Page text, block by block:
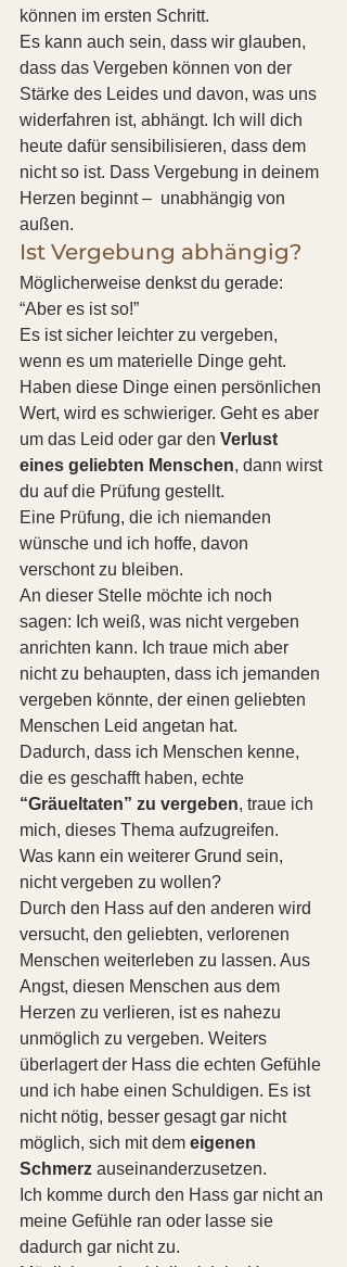
können im ersten Schritt.
Es kann auch sein, dass wir glauben,
dass das Vergeben können von der
Stärke des Leides und davon, was uns
widerfahren ist, abhängt. Ich will dich
heute dafür sensibilisieren, dass dem
nicht so ist. Dass Vergebung in deinem
Herzen beginnt –  unabhängig von
außen.
Ist Vergebung abhängig?
Möglicherweise denkst du gerade:
“Aber es ist so!”
Es ist sicher leichter zu vergeben,
wenn es um materielle Dinge geht.
Haben diese Dinge einen persönlichen
Wert, wird es schwieriger. Geht es aber
um das Leid oder gar den Verlust
eines geliebten Menschen, dann wirst
du auf die Prüfung gestellt.
Eine Prüfung, die ich niemanden
wünsche und ich hoffe, davon
verschont zu bleiben.
An dieser Stelle möchte ich noch
sagen: Ich weiß, was nicht vergeben
anrichten kann. Ich traue mich aber
nicht zu behaupten, dass ich jemanden
vergeben könnte, der einen geliebten
Menschen Leid angetan hat.
Dadurch, dass ich Menschen kenne,
die es geschafft haben, echte
“Gräueltaten” zu vergeben, traue ich
mich, dieses Thema aufzugreifen.
Was kann ein weiterer Grund sein,
nicht vergeben zu wollen?
Durch den Hass auf den anderen wird
versucht, den geliebten, verlorenen
Menschen weiterleben zu lassen. Aus
Angst, diesen Menschen aus dem
Herzen zu verlieren, ist es nahezu
unmöglich zu vergeben. Weiters
überlagert der Hass die echten Gefühle
und ich habe einen Schuldigen. Es ist
nicht nötig, besser gesagt gar nicht
möglich, sich mit dem eigenen
Schmerz auseinanderzusetzen.
Ich komme durch den Hass gar nicht an
meine Gefühle ran oder lasse sie
dadurch gar nicht zu.